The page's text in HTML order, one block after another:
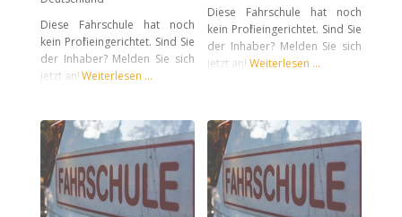
Diese Fahrschule hat noch
kein Profil eingerichtet. Sind Sie
der Inhaber? Melden Sie sich
jetzt an! Weiterlesen …
Diese Fahrschule hat noch
kein Profil eingerichtet. Sind Sie
der Inhaber? Melden Sie sich
jetzt an! Weiterlesen …